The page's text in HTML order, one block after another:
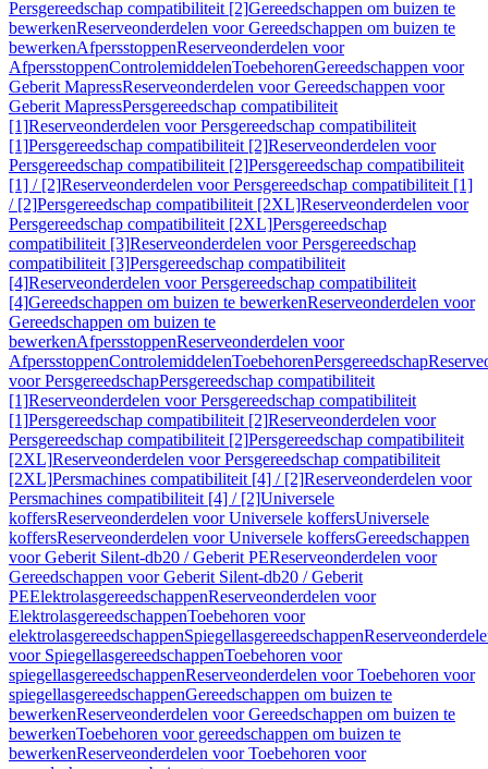
Persgereedschap compatibiliteit [2]Gereedschappen om buizen te
bewerkenReserveonderdelen voor Gereedschappen om buizen te
bewerkenAfpersstoppenReserveonderdelen voor
AfpersstoppenControlemiddelenToebehorenGereedschappen voor
Geberit MapressReserveonderdelen voor Gereedschappen voor
Geberit MapressPersgereedschap compatibiliteit
[1]Reserveonderdelen voor Persgereedschap compatibiliteit
[1]Persgereedschap compatibiliteit [2]Reserveonderdelen voor
Persgereedschap compatibiliteit [2]Persgereedschap compatibiliteit
[1] / [2]Reserveonderdelen voor Persgereedschap compatibiliteit [1]
/ [2]Persgereedschap compatibiliteit [2XL]Reserveonderdelen voor
Persgereedschap compatibiliteit [2XL]Persgereedschap
compatibiliteit [3]Reserveonderdelen voor Persgereedschap
compatibiliteit [3]Persgereedschap compatibiliteit
[4]Reserveonderdelen voor Persgereedschap compatibiliteit
[4]Gereedschappen om buizen te bewerkenReserveonderdelen voor
Gereedschappen om buizen te
bewerkenAfpersstoppenReserveonderdelen voor
AfpersstoppenControlemiddelenToebehorenPersgereedschap
voor PersgereedschapPersgereedschap compatibiliteit
[1]Reserveonderdelen voor Persgereedschap compatibiliteit
[1]Persgereedschap compatibiliteit [2]Reserveonderdelen voor
Persgereedschap compatibiliteit [2]Persgereedschap compatibiliteit
[2XL]Reserveonderdelen voor Persgereedschap compatibiliteit
[2XL]Persmachines compatibiliteit [4] / [2]Reserveonderdelen voor
Persmachines compatibiliteit [4] / [2]Universele
koffersReserveonderdelen voor Universele koffersUniversele
koffersReserveonderdelen voor Universele koffersGereedschappen
voor Geberit Silent-db20 / Geberit PEReserveonderdelen voor
Gereedschappen voor Geberit Silent-db20 / Geberit
PEElektrolasgereedschappenReserveonderdelen voor
ElektrolasgereedschappenToebehoren voor
elektrolasgereedschappenSpiegellasgereedschappen
voor SpiegellasgereedschappenToebehoren voor
spiegellasgereedschappenReserveonderdelen voor Toebehoren voor
spiegellasgereedschappenGereedschappen om buizen te
bewerkenReserveonderdelen voor Gereedschappen om buizen te
bewerkenToebehoren voor gereedschappen om buizen te
bewerkenReserveonderdelen voor Toebehoren voor